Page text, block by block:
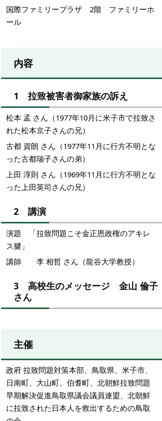
国際ファミリープラザ 2階 ファミリーホ
ール
内容
1 拉致被害者御家族の訴え
松本 孟 さん（1977年10月に米子市で拉致さ
れた松本京子さんの兄）
古都 資朗 さん（1977年11 月に行方不明とな
った古都瑞子さんの弟）
上田 淳則 さん（1969年11 月に行方不明とな
った上田英司さんの兄）
2 講演
演題 「拉致問題こそ金正恩政権のアキレ
ス腱」
講師 李 相哲 さん（龍谷大学教授）
3 高校生のメッセージ 金山 倫子
さん
主催
政府 拉致問題対策本部、鳥取県、米子市、
日南町、大山町、伯耆町、北朝鮮拉致問題
早期解決促進鳥取県議会議員連盟、北朝鮮
に拉致された日本人を救出するための鳥取